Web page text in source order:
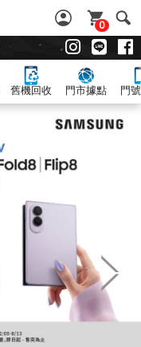
0
舊機回收 門市據點 門